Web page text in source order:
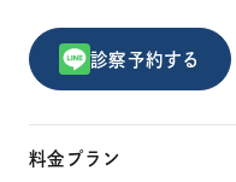
診察予約する
料金プラン